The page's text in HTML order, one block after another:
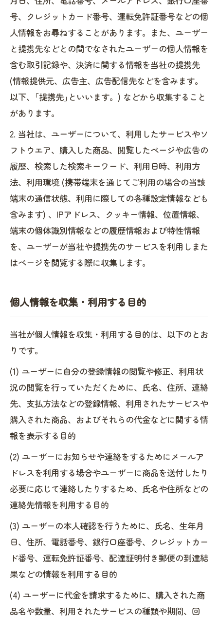
号、クレジットカード番号、運転免許証番号などの個
人情報をお尋ねすることがあります。また、ユーザー
と提携先などとの間でなされたユーザーの個人情報を
含む取引記録や、決済に関する情報を当社の提携先
(情報提供元、広告主、広告配信先などを含みます。
以下、｢提携先｣といいます。) などから収集すること
があります。
2. 当社は、ユーザーについて、利用したサービスやソ
フトウエア、購入した商品、閲覧したページや広告の
履歴、検索した検索キーワード、利用日時、利用方
法、利用環境 (携帯端末を通じてご利用の場合の当該
端末の通信状態、利用に際しての各種設定情報なども
含みます) 、IPアドレス、クッキー情報、位置情報、
端末の個体識別情報などの履歴情報および特性情報
を、ユーザーが当社や提携先のサービスを利用しまた
はページを閲覧する際に収集します。
個人情報を収集・利用する目的
当社が個人情報を収集・利用する目的は、以下のとお
りです。
(1) ユーザーに自分の登録情報の閲覧や修正、利用状
況の閲覧を行っていただくために、氏名、住所、連絡
先、支払方法などの登録情報、利用されたサービスや
購入された商品、およびそれらの代金などに関する情
報を表示する目的
(2) ユーザーにお知らせや連絡をするためにメールア
ドレスを利用する場合やユーザーに商品を送付したり
必要に応じて連絡したりするため、氏名や住所などの
連絡先情報を利用する目的
(3) ユーザーの本人確認を行うために、氏名、生年月
日、住所、電話番号、銀行口座番号、クレジットカー
ド番号、運転免許証番号、配達証明付き郵便の到達結
果などの情報を利用する目的
(4) ユーザーに代金を請求するために、購入された商
品名や数量、利用されたサービスの種類や期間、回